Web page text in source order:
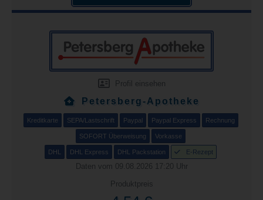
Profil einsehen
Petersberg-Apotheke
Kreditkarte SEPA/Lastschrift Paypal Paypal Express Rechnung
SOFORT Überweisung Vorkasse
DHL DHL Express DHL Packstation E-Rezept
Daten vom 09.08.2026 17:20 Uhr
Produktpreis